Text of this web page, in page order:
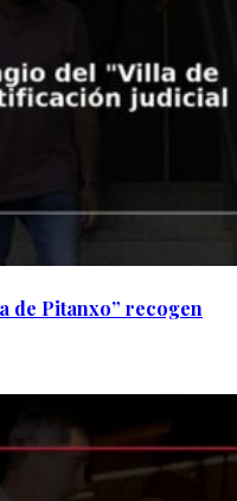
de Pitanxo” recogen